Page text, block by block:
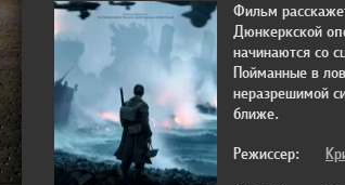
Фильм
Дюнкеркской
начинаются со
Пойманные в
неразрешимой
ближе.
Режиссер: